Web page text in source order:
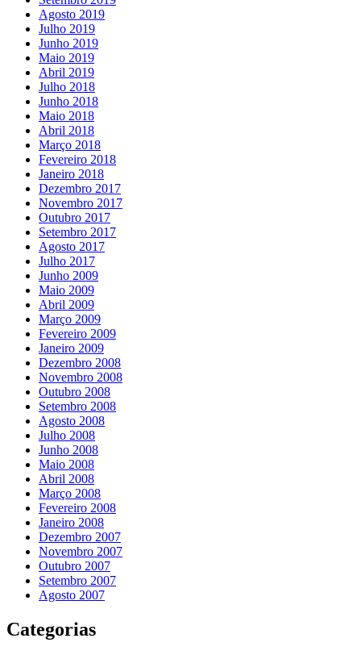
Agosto 2019
Julho 2019
Junho 2019
Maio 2019
Abril 2019
Julho 2018
Junho 2018
Maio 2018
Abril 2018
Março 2018
Fevereiro 2018
Janeiro 2018
Dezembro 2017
Novembro 2017
Outubro 2017
Setembro 2017
Agosto 2017
Julho 2017
Junho 2009
Maio 2009
Abril 2009
Março 2009
Fevereiro 2009
Janeiro 2009
Dezembro 2008
Novembro 2008
Outubro 2008
Setembro 2008
Agosto 2008
Julho 2008
Junho 2008
Maio 2008
Abril 2008
Março 2008
Fevereiro 2008
Janeiro 2008
Dezembro 2007
Novembro 2007
Outubro 2007
Setembro 2007
Agosto 2007
Categorias